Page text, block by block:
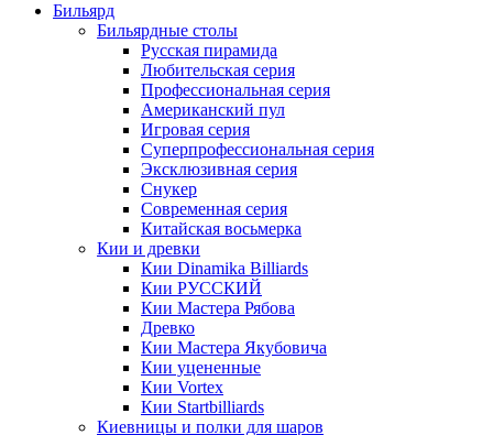
Бильярд
Бильярдные столы
Русская пирамида
Любительская серия
Профессиональная серия
Американский пул
Игровая серия
Суперпрофессиональная серия
Эксклюзивная серия
Снукер
Современная серия
Китайская восьмерка
Кии и древки
Кии Dinamika Billiards
Кии РУССКИЙ
Кии Мастера Рябова
Древко
Кии Мастера Якубовича
Кии уцененные
Кии Vortex
Кии Startbilliards
Киевницы и полки для шаров